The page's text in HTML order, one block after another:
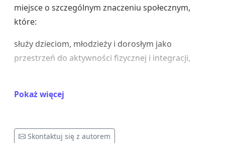
miejsce o szczególnym znaczeniu społecznym,
które:
służy dzieciom, młodzieży i dorosłym jako
przestrzeń do aktywności fizycznej i integracji,
bardziej zurbanizowanej przestrzeni,
jakość powietrza,
Pokaż więcej
Skontaktuj się z autorem